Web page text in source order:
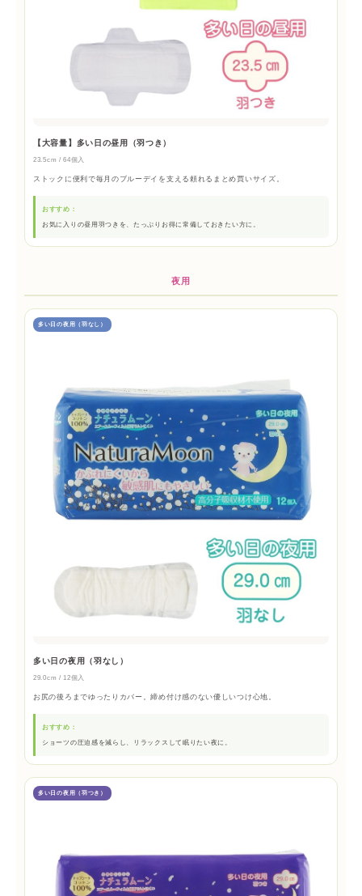
【大容量】多い日の昼用（羽つき）
23.5cm / 64個入
ストックに便利で毎月のブルーデイを支える頼れるまとめ買いサイズ。
おすすめ：
お気に入りの昼用羽つきを、たっぷりお得に常備しておきたい方に。
夜用
多い日の夜用（羽なし）
多い日の夜用（羽なし）
29.0cm / 12個入
お尻の後ろまでゆったりカバー。締め付け感のない優しいつけ心地。
おすすめ：
ショーツの圧迫感を減らし、リラックスして眠りたい夜に。
多い日の夜用（羽つき）